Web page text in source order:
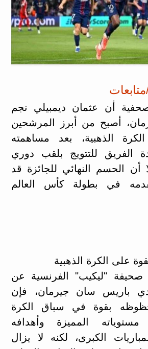
أن عثمان ديمبيلي نجم
أصبح من أبرز المرشحين
الكرة الذهبية، بعد مساهمته
الفريق للتتويج بلقب دوري
أن الحسم النهائي للجائزة قد
في بطولة كأس العالم
على الكرة الذهبية
صحيفة "ليكيب" الفرنسية عن
باريس سان جيرمان، فإن
بقوة في سباق الكرة
المميزة وأهدافه
الكبرى، لكنه لا يزال